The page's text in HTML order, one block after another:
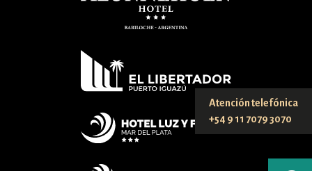
Atención telefónica
+54 9 11 7079 3070